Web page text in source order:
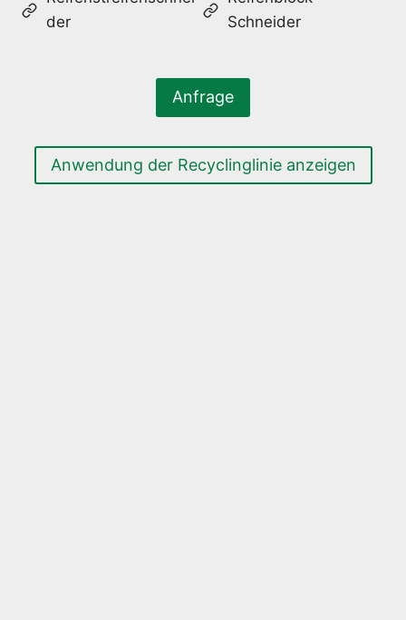
der
Schneider
Anfrage
Anwendung der Recyclinglinie anzeigen